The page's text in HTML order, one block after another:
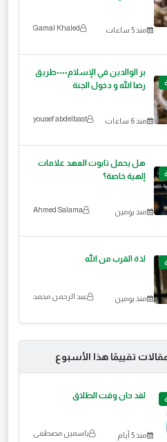
منذ 5 ساعات Gamal Khaled
بر الوالدين في الإسلام٠٠٠٠طريق
رضا الله و دخول الجنة
منذ 6 ساعات yousef abdelbast
هل يحمل تابوت العهد علامات
إلهية خاصة؟
منذ يومين Ahmed Salama
لذة القرب من الله
منذ يومين عبد الرحمن محمد
تقييمًا هذا الأسبوع
لقد حان وقت الطلاق
منذ 5 أيام ياسمين مصطفى